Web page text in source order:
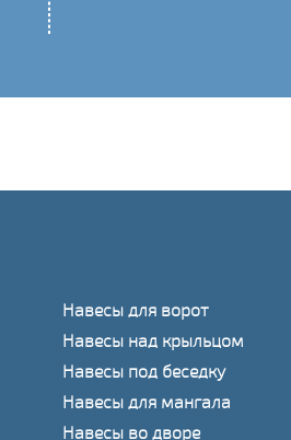
Навесы для ворот
Навесы над крыльцом
Навесы под беседку
Навесы для мангала
Навесы во дворе